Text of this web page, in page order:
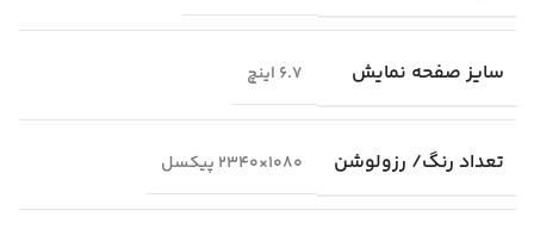
سایز صفحه نمایش 6.7 اینچ
تعداد رنگ/ رزولوشن 1080×2340 پیکسل